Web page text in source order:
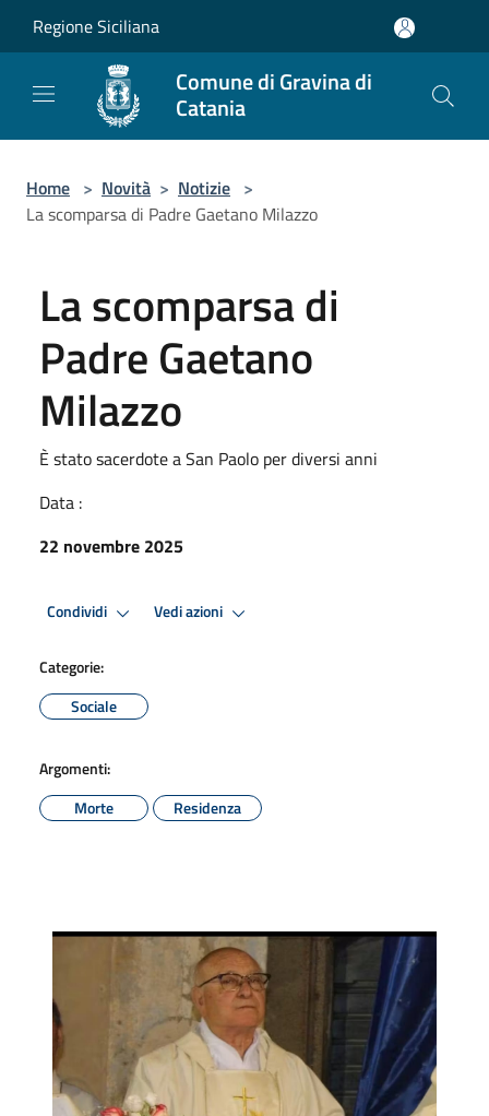
Regione Siciliana
Comune di Gravina di
Catania
Home > Novità > Notizie >
La scomparsa di Padre Gaetano Milazzo
La scomparsa di
Padre Gaetano
Milazzo
È stato sacerdote a San Paolo per diversi anni
Data :
22 novembre 2025
Condividi Vedi azioni
Categorie:
Sociale
Argomenti:
Morte
Residenza